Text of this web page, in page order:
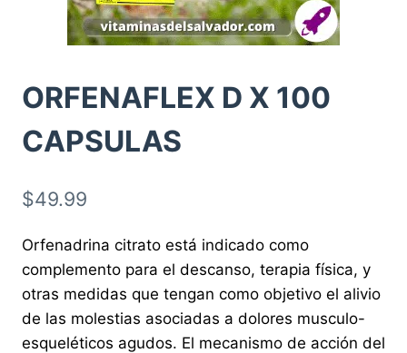
ORFENAFLEX D X 100
CAPSULAS
$49.99
Orfenadrina citrato está indicado como
complemento para el descanso, terapia física, y
otras medidas que tengan como objetivo el alivio
de las molestias asociadas a dolores musculo-
esqueléticos agudos. El mecanismo de acción del